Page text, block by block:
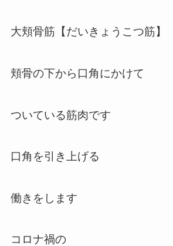
大頬骨筋【だいきょうこつ筋】
頬骨の下から口角にかけて
ついている筋肉です
口角を引き上げる
働きをします
コロナ禍の